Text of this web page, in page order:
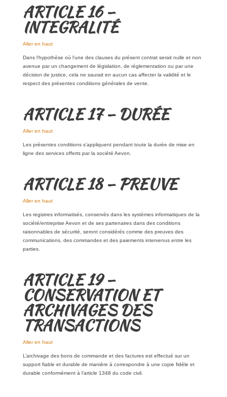
ARTICLE 16 –
INTEGRALITÉ
Aller en haut
Dans l’hypothèse où l’une des clauses du présent contrat serait nulle et non
avenue par un changement de législation, de réglementation ou par une
décision de justice, cela ne saurait en aucun cas affecter la validité et le
respect des présentes conditions générales de vente.
ARTICLE 17 – DURÉE
Aller en haut
Les présentes conditions s’appliquent pendant toute la durée de mise en
ligne des services offerts par la société Aevon.
ARTICLE 18 – PREUVE
Aller en haut
Les registres informatisés, conservés dans les systèmes informatiques de la
société/entreprise Aevon et de ses partenaires dans des conditions
raisonnables de sécurité, seront considérés comme des preuves des
communications, des commandes et des paiements intervenus entre les
parties.
ARTICLE 19 –
CONSERVATION ET
ARCHIVAGES DES
TRANSACTIONS
Aller en haut
L’archivage des bons de commande et des factures est effectué sur un
support fiable et durable de manière à correspondre à une copie fidèle et
durable conformément à l’article 1348 du code civil.